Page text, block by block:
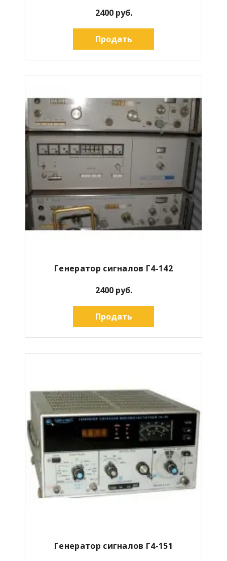
2400 руб.
Продать
Генератор сигналов Г4-142
2400 руб.
Продать
Генератор сигналов Г4-151